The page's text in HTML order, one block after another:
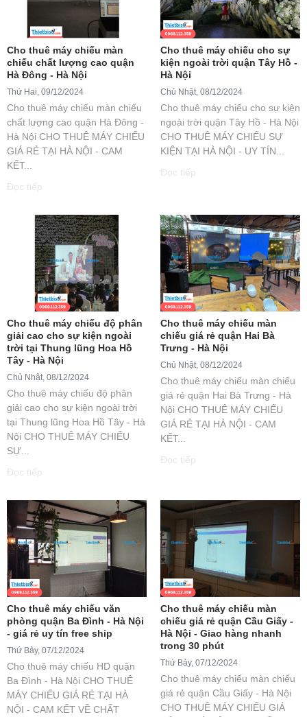
Cho thuê máy chiếu màn
chiếu chất lượng cao quận
Hà Đông - Hà Nội
Thứ Hai, 09/12/2024
Cho thuê máy chiếu màn chiếu
chất lượng cao quận Hà Đông -
Hà Nội CHO THUÊ MÁY CHIẾU
GIÁ RẺ TẠI HÀ NỘI - CAM
KẾT...
Đọc tiếp
Cho thuê máy chiếu cho sự
kiện ngoài trời quận Tây Hồ -
Hà Nội
Chủ Nhật, 08/12/2024
Cho thuê máy chiếu cho sự kiện
ngoài trời quận Tây Hồ - Hà Nội
CHO THUÊ MÁY CHIẾU SỰ
KIỆN TẠI HÀ NỘI - UY TÍN...
Đọc tiếp
Cho thuê máy chiếu độ phân
giải cao cho sự kiện ngoài
trời tại Thung lũng Hoa Hồ
Tây - Hà Nội
Chủ Nhật, 08/12/2024
Cho thuê máy chiếu độ phân
giải cao cho sự kiện ngoài trời
tại Thung lũng Hoa Hồ Tây - Hà
Nội CHO THUÊ MÁY CHIẾU
SỰ...
Đọc tiếp
Cho thuê máy chiếu màn
chiếu giá rẻ quận Hai Bà
Trưng - Hà Nội
Chủ Nhật, 08/12/2024
Cho thuê máy chiếu màn chiếu
giá rẻ quận Hai Bà Trưng - Hà
Nội CHO THUÊ MÁY CHIẾU
GIÁ RẺ TẠI HÀ NỘI - CAM
KẾT...
Đọc tiếp
Cho thuê máy chiếu văn
phòng quận Ba Đình - Hà Nội
- giá rẻ uy tín free ship
Thứ Bảy, 07/12/2024
Cho thuê máy chiếu HD quận
Ba Đình - Hà Nội CHO THUÊ
MÁY CHIẾU GIÁ RẺ TẠI HÀ
NỘI - CAM KẾT VỀ CHẤT
Cho thuê máy chiếu màn
chiếu giá rẻ quận Cầu Giấy -
Hà Nội - Giao hàng nhanh
trong 30 phút
Thứ Bảy, 07/12/2024
Cho thuê máy chiếu màn chiếu
giá rẻ quận Cầu Giấy - Hà Nội
CHO THUÊ MÁY CHIẾU GIÁ